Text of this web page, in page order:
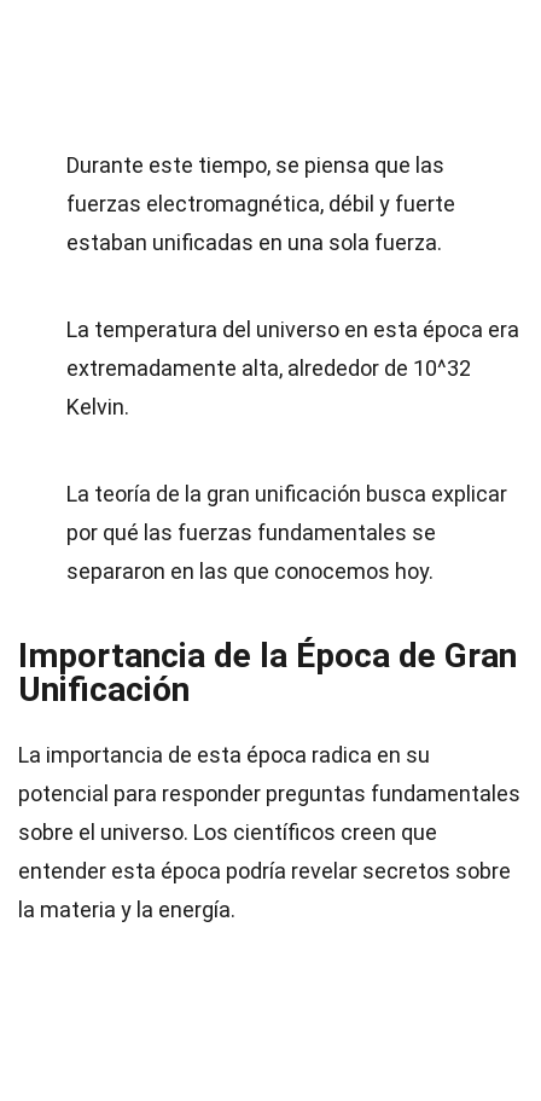
Durante este tiempo, se piensa que las
fuerzas electromagnética, débil y fuerte
estaban unificadas en una sola fuerza.
La temperatura del universo en esta época era
extremadamente alta, alrededor de 10^32
Kelvin.
La teoría de la gran unificación busca explicar
por qué las fuerzas fundamentales se
separaron en las que conocemos hoy.
Importancia de la Época de Gran
Unificación
La importancia de esta época radica en su
potencial para responder preguntas fundamentales
sobre el universo. Los científicos creen que
entender esta época podría revelar secretos sobre
la materia y la energía.